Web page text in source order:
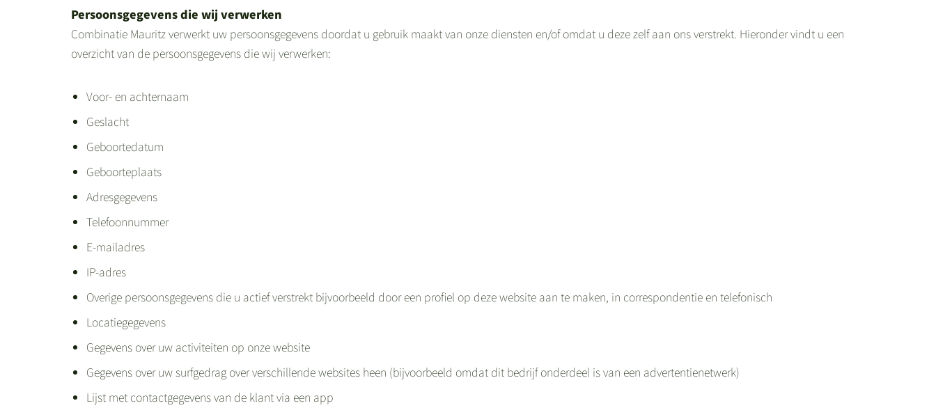
Persoonsgegevens die wij verwerken
Combinatie Mauritz verwerkt uw persoonsgegevens doordat u gebruik maakt van onze diensten en/of omdat u deze zelf aan ons verstrekt. Hieronder vindt u een
overzicht van de persoonsgegevens die wij verwerken:
Voor- en achternaam
Geslacht
Geboortedatum
Geboorteplaats
Adresgegevens
Telefoonnummer
E-mailadres
IP-adres
Overige persoonsgegevens die u actief verstrekt bijvoorbeeld door een profiel op deze website aan te maken, in correspondentie en telefonisch
Locatiegegevens
Gegevens over uw activiteiten op onze website
Gegevens over uw surfgedrag over verschillende websites heen (bijvoorbeeld omdat dit bedrijf onderdeel is van een advertentienetwerk)
Lijst met contactgegevens van de klant via een app